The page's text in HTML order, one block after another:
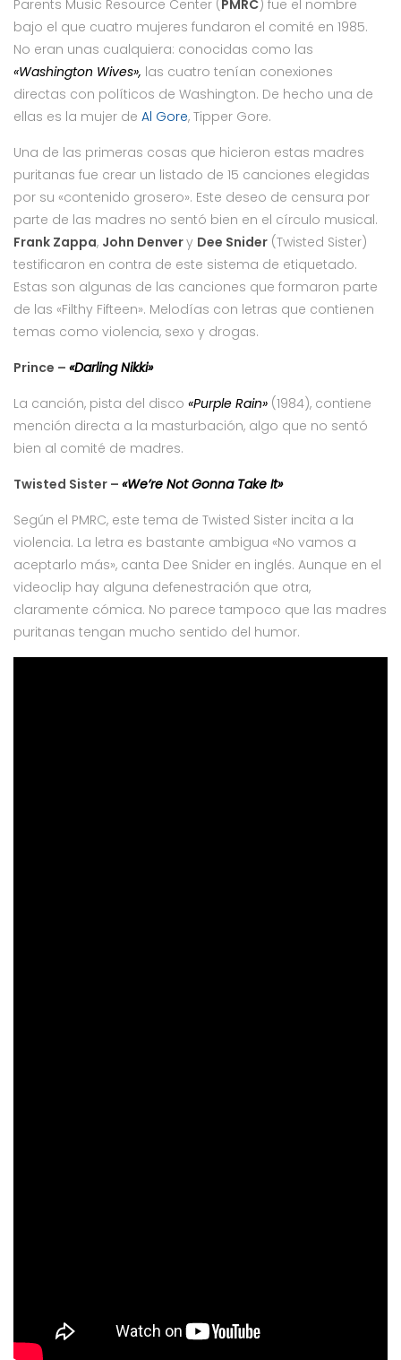
Parents Music Resource Center (PMRC) fue el nombre
bajo el que cuatro mujeres fundaron el comité en 1985.
No eran unas cualquiera: conocidas como las
«Washington Wives», las cuatro tenían conexiones
directas con políticos de Washington. De hecho una de
ellas es la mujer de Al Gore, Tipper Gore.
Una de las primeras cosas que hicieron estas madres
puritanas fue crear un listado de 15 canciones elegidas
por su «contenido grosero». Este deseo de censura por
parte de las madres no sentó bien en el círculo musical.
Frank Zappa, John Denvery Dee Snider (Twisted Sister)
testificaron en contra de este sistema de etiquetado.
Estas son algunas de las canciones que formaron parte
de las «Filthy Fifteen». Melodías con letras que contienen
temas como violencia, sexo y drogas.
Prince – «Darling Nikki»
La canción, pista del disco «Purple Rain» (1984), contiene
mención directa a la masturbación, algo que no sentó
bien al comité de madres.
Twisted Sister – «We’re Not Gonna Take It»
Según el PMRC, este tema de Twisted Sister incita a la
violencia. La letra es bastante ambigua «No vamos a
aceptarlo más», canta Dee Snider en inglés. Aunque en el
videoclip hay alguna defenestración que otra,
claramente cómica. No parece tampoco que las madres
puritanas tengan mucho sentido del humor.